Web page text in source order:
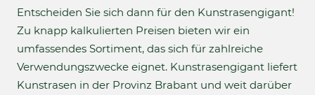
Entscheiden Sie sich dann für den Kunstrasengigant!
Zu knapp kalkulierten Preisen bieten wir ein
umfassendes Sortiment, das sich für zahlreiche
Verwendungszwecke eignet. Kunstrasengigant liefert
Kunstrasen in der Provinz Brabant und weit darüber